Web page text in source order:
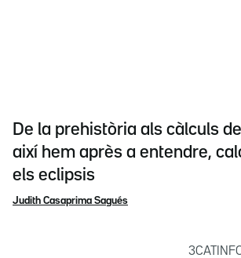
De la prehistòria als càlculs
així hem après a entendre,
els eclipsis
Judith Casaprima Sagués